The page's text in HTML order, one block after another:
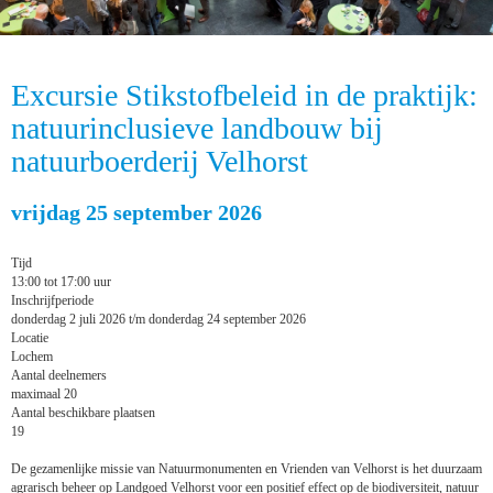
Excursie Stikstofbeleid in de praktijk:
natuurinclusieve landbouw bij
natuurboerderij Velhorst
vrijdag 25 september 2026
Tijd
13:00 tot 17:00 uur
Inschrijfperiode
donderdag 2 juli 2026 t/m donderdag 24 september 2026
Locatie
Lochem
Aantal deelnemers
maximaal 20
Aantal beschikbare plaatsen
19
De gezamenlijke missie van Natuurmonumenten en Vrienden van Velhorst is het duurzaam
agrarisch beheer op Landgoed Velhorst voor een positief effect op de biodiversiteit, natuur